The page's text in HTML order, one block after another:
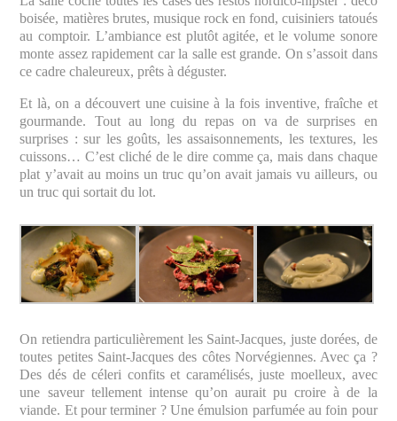
boisée, matières brutes, musique rock en fond, cuisiniers tatoués
au comptoir. L’ambiance est plutôt agitée, et le volume sonore
monte assez rapidement car la salle est grande. On s’assoit dans
ce cadre chaleureux, prêts à déguster.
Et là, on a découvert une cuisine à la fois inventive, fraîche et
gourmande. Tout au long du repas on va de surprises en
surprises : sur les goûts, les assaisonnements, les textures, les
cuissons… C’est cliché de le dire comme ça, mais dans chaque
plat y’avait au moins un truc qu’on avait jamais vu ailleurs, ou
un truc qui sortait du lot.
On retiendra particulièrement les Saint-Jacques, juste dorées, de
toutes petites Saint-Jacques des côtes Norvégiennes. Avec ça ?
Des dés de céleri confits et caramélisés, juste moelleux, avec
une saveur tellement intense qu’on aurait pu croire à de la
viande. Et pour terminer ? Une émulsion parfumée au foin pour